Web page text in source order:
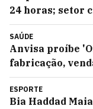
24 horas; setor
SAÚDE
Anvisa proíbe
fabricação,
ESPORTE
Bia Haddad